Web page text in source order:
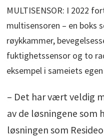
MULTISENSOR: I 2022
multisensoren – en boks
røykkammer,
fuktighetssensor og to
eksempel i sameiets
– Det har vært veldig
av de løsningene som
løsningen som